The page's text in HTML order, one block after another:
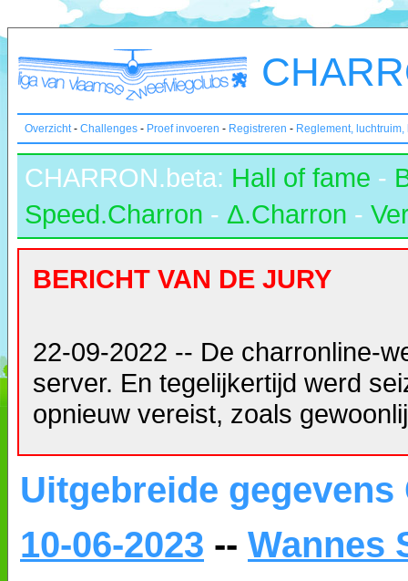
Overzicht- Challenges - Proef invoeren - Registreren - Reglement,
CHARRON.beta: Hall of fame -
Speed.Charron - Δ.Charron -
BERICHT VAN DE JURY
22-09-2022 -- De charronline-
server. En tegelijkertijd werd
opnieuw vereist, zoals
Uitgebreide
10-06-2023 -- Wannes